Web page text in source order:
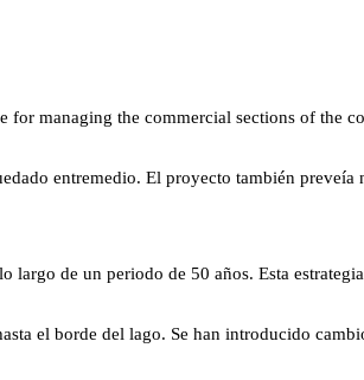
managing the commercial sections of the
entremedio. El proyecto también preveía
largo de un periodo de 50 años. Esta
el borde del lago. Se han introducido